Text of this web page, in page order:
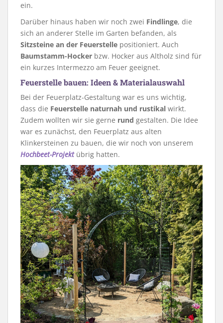
ein.
Darüber hinaus haben wir noch zwei Findlinge, die
sich an anderer Stelle im Garten befanden, als
Sitzsteine an der Feuerstelle positioniert. Auch
Baumstamm-Hocker bzw. Hocker aus Altholz sind für
ein kurzes Intermezzo am Feuer geeignet.
Feuerstelle bauen: Ideen & Materialauswahl
Bei der Feuerplatz-Gestaltung war es uns wichtig,
dass die Feuerstelle naturnah und rustikal wirkt.
Zudem wollten wir sie gerne rund gestalten. Die Idee
war es zunächst, den Feuerplatz aus alten
Klinkersteinen zu bauen, die wir noch von unserem
Hochbeet-Projektübrig hatten.